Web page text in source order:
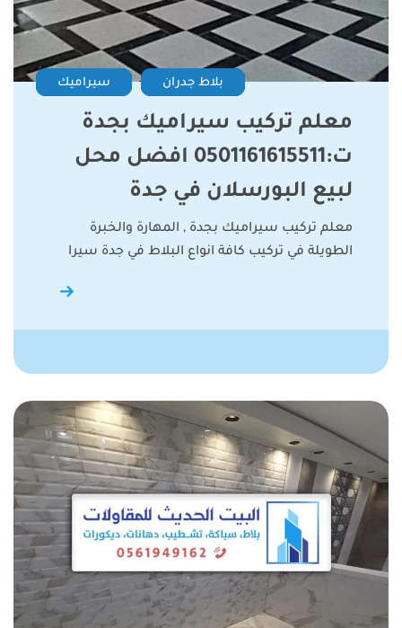
بلاط جدران سيراميك
معلم تركيب سيراميك بجدة
ت:0501161615511 افضل محل
لبيع البورسلان في جدة
معلم تركيب سيراميك بجدة , المهارة والخبرة
الطويلة في تركيب كافة انواع البلاط في جدة سيرا